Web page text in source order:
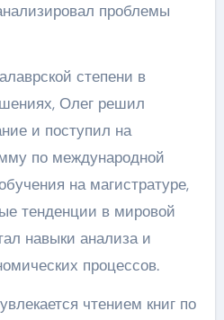
проблемы
степени в
Олег решил
и поступил на
по международной
на магистратуре,
тенденции в мировой
навыки анализа и
процессов.
чтением книг по